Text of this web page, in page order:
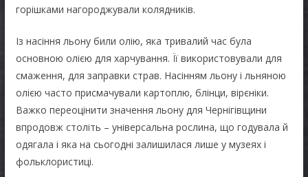
горішками нагороджували колядників.
Із насіння льону били олію, яка тривалий час була
основною олією для харчування. Її використовували для
смаження, для заправки страв. Насінням льону і льняною
олією часто присмачували картоплю, блінци, вірєніки.
Важко переоцінити значення льону для Чернігівщини
впродовж століть – універсальна рослина, що годувала й
одягала і яка на сьогодні залишилася лише у музеях і
фольклористиці.